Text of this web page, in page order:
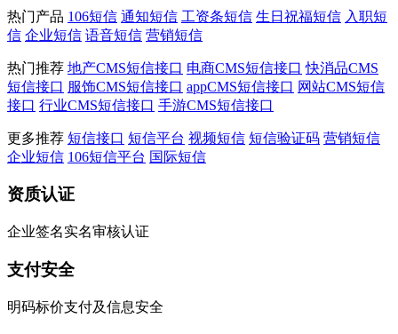
热门产品 106短信 通知短信 工资条短信 生日祝福短信 入职短
信 企业短信 语音短信 营销短信
热门推荐 地产CMS短信接口 电商CMS短信接口 快消品CMS
短信接口 服饰CMS短信接口 appCMS短信接口 网站CMS短信
接口 行业CMS短信接口 手游CMS短信接口
更多推荐 短信接口 短信平台 视频短信 短信验证码 营销短信
企业短信 106短信平台 国际短信
资质认证
企业签名实名审核认证
支付安全
明码标价支付及信息安全